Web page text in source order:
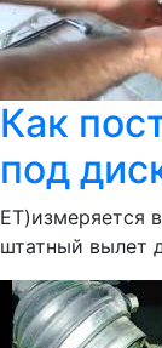
Как
под
ЕТ)измеряется
штатный вылет